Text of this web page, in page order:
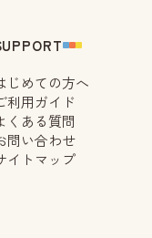
じめての方へ
利用ガイド
くある質問
問い合わせ
イトマップ